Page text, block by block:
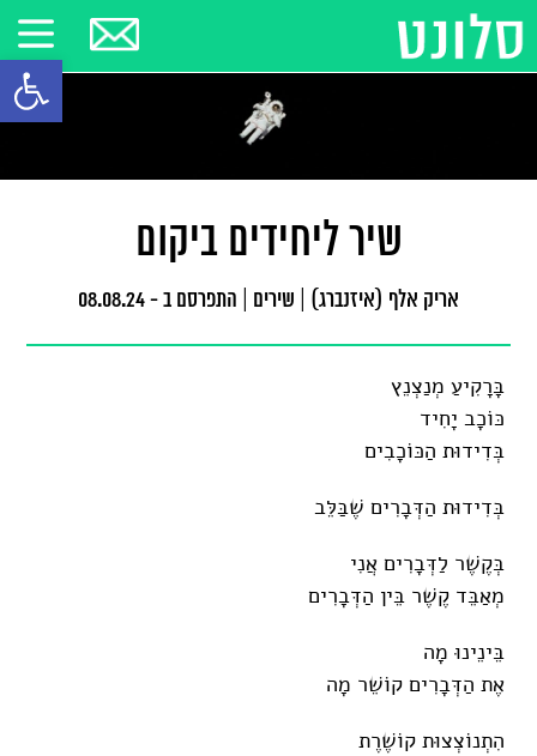
פתח
שיר ליחידים ביקום
אריק אלף (איזנברג) שירים התפרסם ב - 08.08.24
בָּרָקִיעַ מְנַצְנֵץ
כּוֹכָב יָחִיד
בְּדִידוּת הַכּוֹכָבִים
בְּדִידוּת הַדְּבָרִים שֶׁבַּלֵּב
בְּקֶשֶׁר לַדְּבָרִים אֲנִי
מְאַבֵּד קֶשֶׁר בֵּין הַדְּבָרִים
בֵּינֵינוּ מָה
אֶת הַדְּבָרִים קוֹשֵׁר מָה
הִתְנוֹצְצוּת קוֹשֶׁרֶת